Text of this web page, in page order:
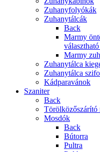
Zuhanyfolyókák
Zuhanytálcák
Back
Marmy
Marmy
Zuhanytálca
Zuhanytálca
Kádparavánok
Szaniter
Back
Törölközőszárító
Mosdók
Back
Bútorra
Pultra